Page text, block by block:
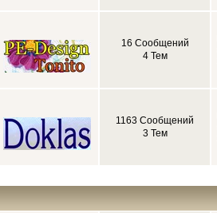
16 Сообщений
4 Тем
1163 Сообщений
3 Тем